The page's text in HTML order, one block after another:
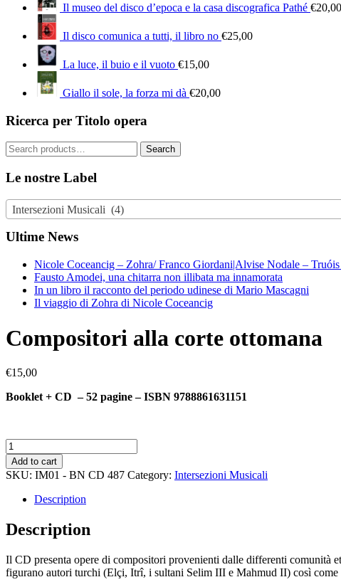
Il museo del disco d’epoca e la casa discografica Pathé €20,00
Il disco comunica a tutti, il libro no €25,00
La luce, il buio e il vuoto €15,00
Giallo il sole, la forza mi dà €20,00
Ricerca per Titolo opera
Search
for:
Search
Le nostre Label
Intersezioni Musicali (4)
Ultime News
Nicole Coceancig – Zohra/ Franco Giordani|Alvise Nodale –
Fausto Amodei, una chitarra non illibata ma innamorata
In un libro il racconto del periodo udinese di Mario Mascagni
Il viaggio di Zohra di Nicole Coceancig
Compositori alla corte ottomana
€15,00
Booklet + CD – 52 pagine – ISBN 9788861631151
Compositori
alla
corte
ottomana
quantity
Add to cart
SKU: IM01 - BN CD 487 Category: Intersezioni Musicali
Description
Description
Il CD presenta opere di compositori provenienti dalle differenti comunità
figurano autori turchi (Elçi, Itrî, i sultani Selim III e Mahmud II) così